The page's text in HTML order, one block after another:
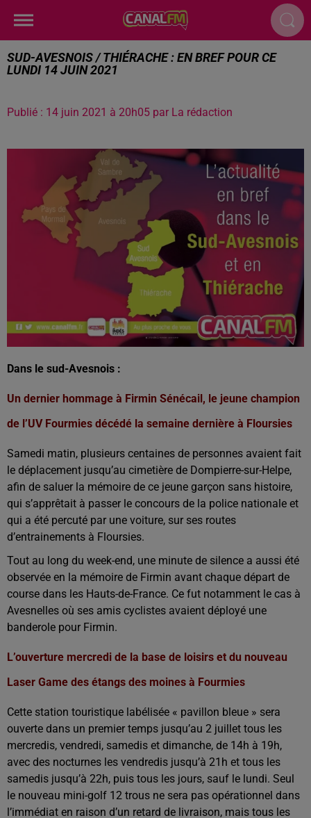
SUD-AVESNOIS / THIÉRACHE : EN BREF POUR CE
LUNDI 14 JUIN 2021
Publié : 14 juin 2021 à 20h05 par La rédaction
Dans le sud-Avesnois :
Un dernier hommage à Firmin Sénécail, le jeune champion
de l’UV Fourmies décédé la semaine dernière à Floursies
Samedi matin, plusieurs centaines de personnes avaient fait
le déplacement jusqu’au cimetière de Dompierre-sur-Helpe,
afin de saluer la mémoire de ce jeune garçon sans histoire,
qui s’apprêtait à passer le concours de la police nationale et
qui a été percuté par une voiture, sur ses routes
d’entrainements à Floursies.
Tout au long du week-end, une minute de silence a aussi été
observée en la mémoire de Firmin avant chaque départ de
course dans les Hauts-de-France. Ce fut notamment le cas à
Avesnelles où ses amis cyclistes avaient déployé une
banderole pour Firmin.
L’ouverture mercredi de la base de loisirs et du nouveau
Laser Game des étangs des moines à Fourmies
Cette station touristique labélisée « pavillon bleue » sera
ouverte dans un premier temps jusqu’au 2 juillet tous les
mercredis, vendredi, samedis et dimanche, de 14h à 19h,
avec des nocturnes les vendredis jusqu’à 21h et tous les
samedis jusqu’à 22h, puis tous les jours, sauf le lundi. Seul
le nouveau mini-golf 12 trous ne sera pas opérationnel dans
l’immédiat en raison d’un retard de livraison, mais tous les